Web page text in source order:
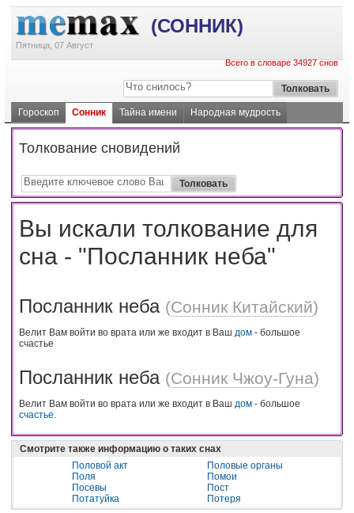
(СОННИК)
Пятница, 07 Август
Всего в словаре 34927 снов
Гороскоп Сонник Тайна имени Народная мудрость
Толкование сновидений
Вы искали толкование для
сна - "Посланник неба"
Посланник неба (Сонник Китайский)
Велит Вам войти во врата или же входит в Ваш дом - большое
счастье
Посланник неба (Сонник Чжоу-Гуна)
Велит Вам войти во врата или же входит в Ваш дом - большое
счастье
Смотрите также информацию о таких снах
Половой акт
Половые органы
Поля
Помои
Посевы
Пост
Потатуйка
Потеря